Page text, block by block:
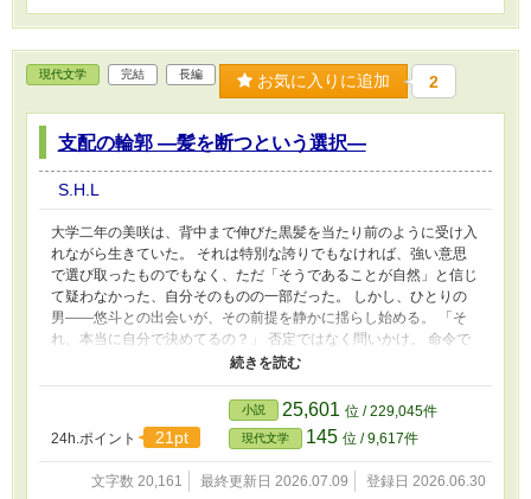
現代文学 完結 長編 お気に入りに追加 2
支配の輪郭 ―髪を断つという選択―
S.H.L
大学二年の美咲は、背中まで伸びた黒髪を当たり前のように受け入
れながら生きていた。 それは特別な誇りでもなければ、強い意思
で選び取ったものでもなく、ただ「そうであることが自然」と信じ
て疑わなかった、自分そのものの一部だった。 しかし、ひとりの
男――悠斗との出会いが、その前提を静かに揺らし始める。 「そ
れ、本当に自分で決めてるの？」 否定ではなく問いかけ。 命令で
はなく、思考の誘導。 優しさの形をした言葉が、少しずつ彼女の
内面に入り込み、やがて“当たり前”だったはずの価値観を崩してい
く。 自分で考えているつもりのまま、変わっていく認識。 自分で
選んだと思い込みながら、導かれていく決断。 やがて美咲は、自
らの意思で長い髪を捨てる選択をする。 床屋の椅子に座り、バリ
カンの振動とともに削り落とされていく黒髪。 足元に積もる過
去。 変わっていくシルエットと、露わになっていく輪郭。 そして
24h.ポイント 21pt
小説 25,601 位 / 229,045件
現代文学 145 位 / 9,617件
文字数 20,161 最終更新日 2026.07.09 登録日 2026.06.30